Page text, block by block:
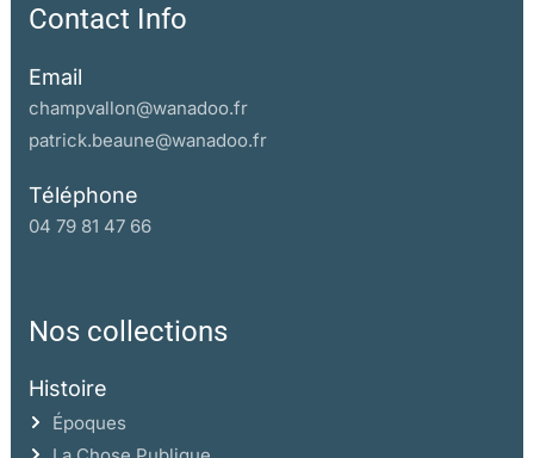
Contact Info
Email
champvallon@wanadoo.fr
patrick.beaune@wanadoo.fr
Téléphone
04 79 81 47 66
Nos collections
Histoire
Époques